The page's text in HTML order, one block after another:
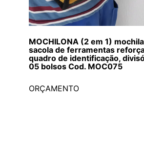
MOCHILONA (2 em 1)
sacola de ferramentas
quadro de identificação,
05 bolsos Cod. MOC075
ORÇAMENTO